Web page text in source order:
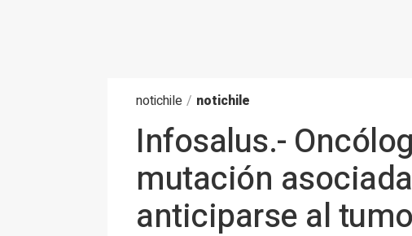
notichile / notichile
Infosalus.-
mutación
anticiparse al